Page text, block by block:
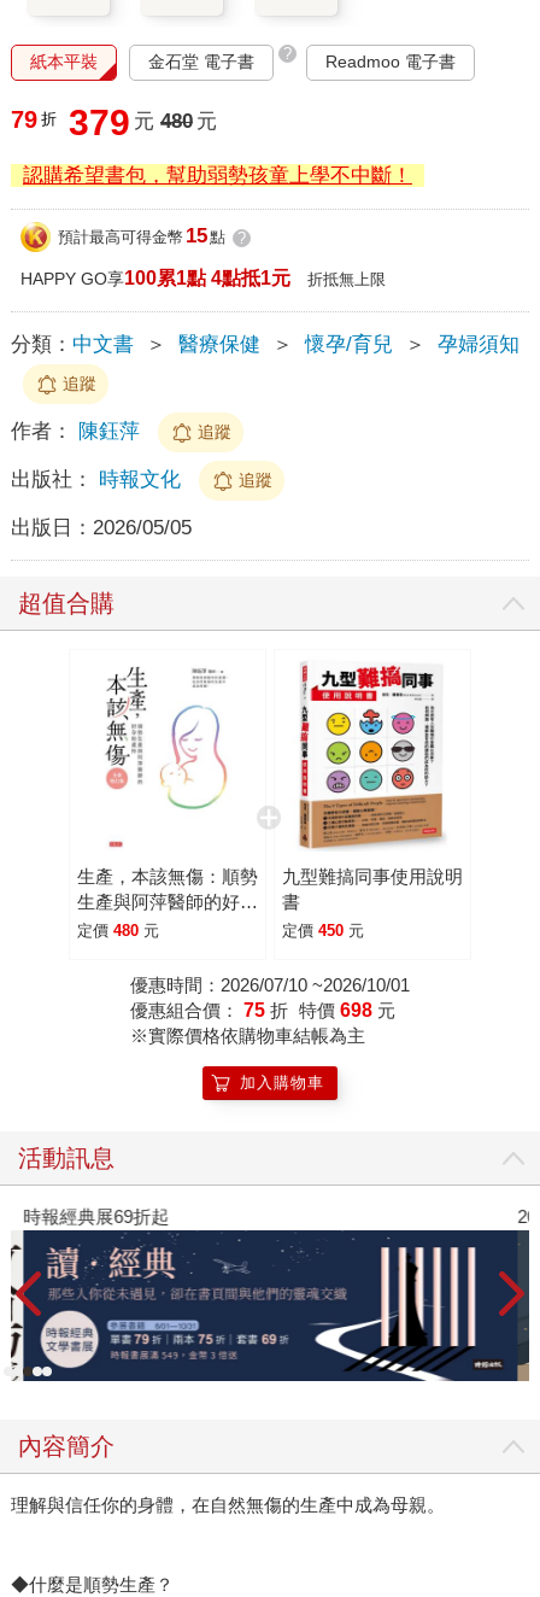
紙本平裝 金石堂 電子書 ? Readmoo 電子書
79 折 379 元 480 元
認購希望書包，幫助弱勢孩童上學不中斷！
預計最高可得金幣 15點 ?
HAPPY GO享100累1點 4點抵1元 折抵無上限
分類： 中文書 ＞ 醫療保健 ＞ 懷孕/育兒 ＞ 孕婦須知
追蹤
作者： 陳鈺萍 追蹤
出版社： 時報文化 追蹤
出版日： 2026/05/05
超值合購
生產，本該無傷：順勢
生產與阿萍醫師的好孕
助產所【全新增訂版】
定價 480 元
九型難搞同事使用說明
書
定價 450 元
優惠時間：2026/07/10 ~2026/10/01
優惠組合價： 75 折 特價 698 元
※實際價格依購物車結帳為主
加入購物車
活動訊息
時報經典展69折起
內容簡介
理解與信任你的身體，在自然無傷的生產中成為母親。
◆什麼是順勢生產？